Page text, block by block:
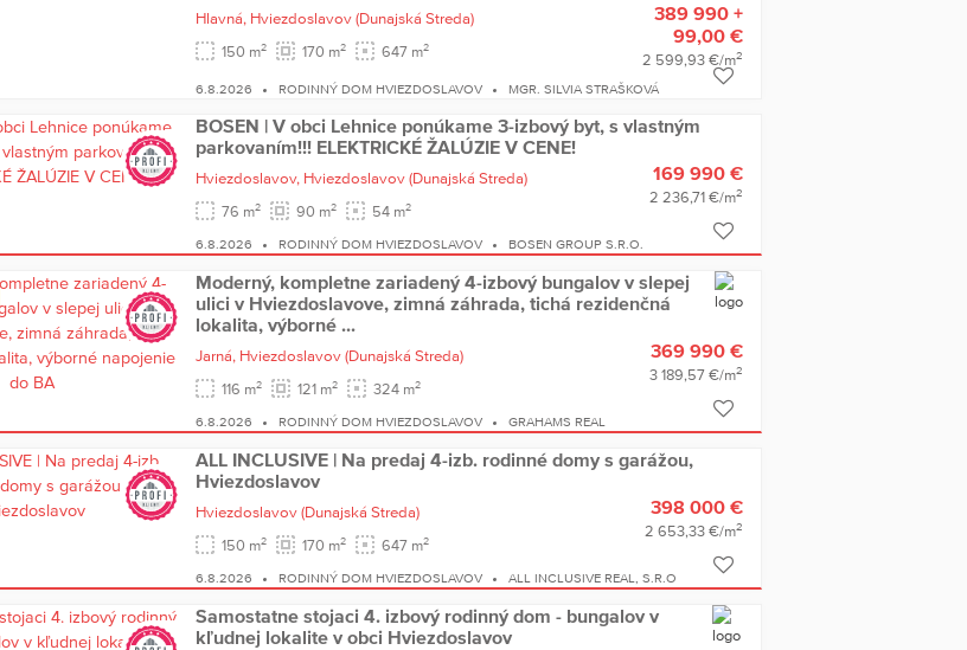
Hlavná, Hviezdoslavov (Dunajská Streda)
150 m2 170 m2 647 m2
389 990 +
99,00 €
2 599,93 €/m2
6.8.2026 RODINNÝ DOM HVIEZDOSLAVOV MGR. SILVIA STRAŠKOVÁ
BOSEN | V obci Lehnice ponúkame 3-izbový byt, s vlastným
parkovaním!!! ELEKTRICKÉ ŽALÚZIE V CENE!
Hviezdoslavov, Hviezdoslavov (Dunajská Streda)
76 m2 90 m2 54 m2
169 990 €
2 236,71 €/m2
6.8.2026 RODINNÝ DOM HVIEZDOSLAVOV BOSEN GROUP S.R.O.
Moderný, kompletne zariadený 4-izbový bungalov v slepej
ulici v Hviezdoslavove, zimná záhrada, tichá rezidenčná
lokalita, výborné ...
Jarná, Hviezdoslavov (Dunajská Streda)
116 m2 121 m2 324 m2
369 990 €
3 189,57 €/m2
6.8.2026 RODINNÝ DOM HVIEZDOSLAVOV GRAHAMS REAL
ALL INCLUSIVE | Na predaj 4-izb. rodinné domy s garážou,
Hviezdoslavov
Hviezdoslavov (Dunajská Streda)
150 m2 170 m2 647 m2
398 000 €
2 653,33 €/m2
6.8.2026 RODINNÝ DOM HVIEZDOSLAVOV ALL INCLUSIVE REAL, S.R.O
Samostatne stojaci 4. izbový rodinný dom - bungalov v
kľudnej lokalite v obci Hviezdoslavov